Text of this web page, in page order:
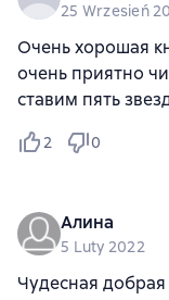
25 Wrzesień
Очень хорошая
очень приятно
ставим пять
2 0
Алина
5 Luty 2022
Чудесная